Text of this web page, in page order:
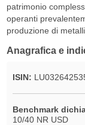
patrimonio
operanti
produzione di
Anagrafica e
ISIN:
Benchmark
10/40 NR USD